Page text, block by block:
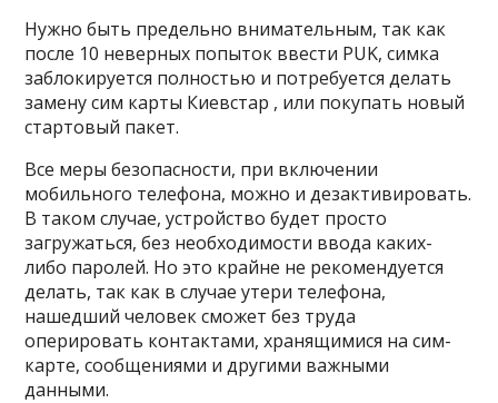
Нужно быть предельно внимательным, так как
после 10 неверных попыток ввести PUK, симка
заблокируется полностью и потребуется делать
замену сим карты Киевстар , или покупать новый
стартовый пакет.
Все меры безопасности, при включении
мобильного телефона, можно и дезактивировать.
В таком случае, устройство будет просто
загружаться, без необходимости ввода каких-
либо паролей. Но это крайне не рекомендуется
делать, так как в случае утери телефона,
нашедший человек сможет без труда
оперировать контактами, хранящимися на сим-
карте, сообщениями и другими важными
данными.